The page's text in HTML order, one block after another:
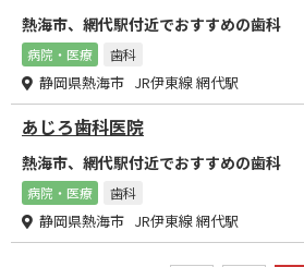
熱海市、網代駅付近でおすすめの歯科
病院・医療 歯科
静岡県熱海市 JR伊東線 網代駅
あじろ歯科医院
熱海市、網代駅付近でおすすめの歯科
病院・医療 歯科
静岡県熱海市 JR伊東線 網代駅